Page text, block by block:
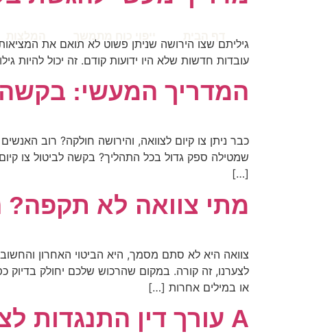
גיליתם שצו הירושה שניתן פשוט לא תואם את
עובדות חדשות שלא היו ידועות קודם. זה יכול
המדריך המעשי: בקשה
כבר ניתן צו קיום לצוואה, והירושה חולקה? רוב
שמטילה ספק גדול בכל התהליך? בקשה לביטול צו
[…]
מתי צוואה לא תקפה?
צוואה היא לא סתם מסמך, היא הביטוי האחרון
לצערנו, זה קורה. במקום שהרכוש שלכם יחולק בדיוק
או במילים אחרות […]
A עורך דין התנגדות לצוואה: המדריך המלא להגנה על הירושה